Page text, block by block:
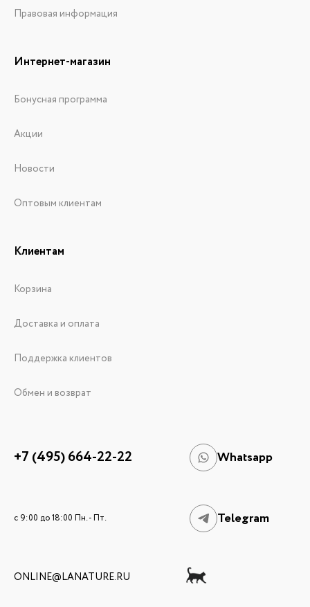
Правовая информация
Интернет-магазин
Бонусная программа
Акции
Новости
Оптовым клиентам
Клиентам
Корзина
Доставка и оплата
Поддержка клиентов
Обмен и возврат
+7 (495) 664-22-22 Whatsapp
c 9:00 до 18:00 Пн. - Пт. Telegram
ONLINE@LANATURE.RU